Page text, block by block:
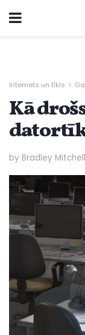
Internets un tīkls
Kā
by Bradley Mitchell